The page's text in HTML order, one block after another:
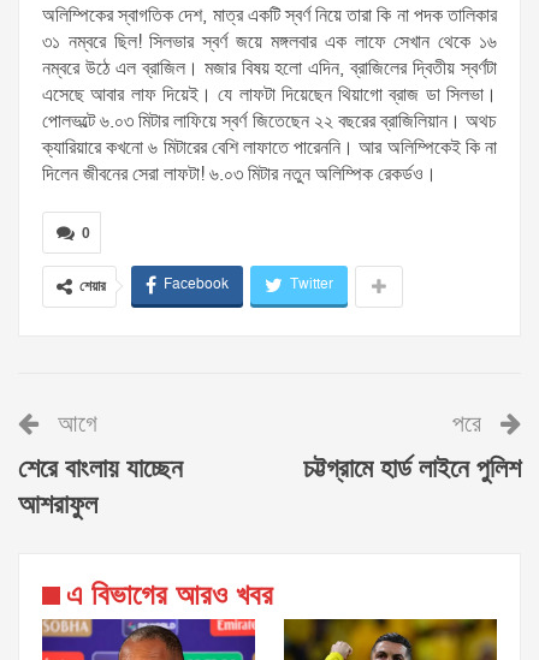
অলিম্পিকের স্বাগতিক দেশ, মাত্র একটি স্বর্ণ নিয়ে তারা কি না পদক তালিকার
৩১ নম্বরে ছিল! সিলভার স্বর্ণ জয়ে মঙ্গলবার এক লাফে সেখান থেকে ১৬
নম্বরে উঠে এল ব্রাজিল। মজার বিষয় হলো এদিন, ব্রাজিলের দ্বিতীয় স্বর্ণটা
এসেছে আবার লাফ দিয়েই। যে লাফটা দিয়েছেন থিয়াগো ব্রাজ ডা সিলভা।
পোলভল্টে ৬.০৩ মিটার লাফিয়ে স্বর্ণ জিতেছেন ২২ বছরের ব্রাজিলিয়ান। অথচ
ক্যারিয়ারে কখনো ৬ মিটারের বেশি লাফাতে পারেননি। আর অলিম্পিকেই কি না
দিলেন জীবনের সেরা লাফটা! ৬.০৩ মিটার নতুন অলিম্পিক রেকর্ডও।
0
শেয়ার Facebook Twitter
আগে
শেরে বাংলায় যাচ্ছেন
আশরাফুল
পরে
চট্টগ্রামে হার্ড লাইনে পুলিশ
এ বিভাগের আরও খবর